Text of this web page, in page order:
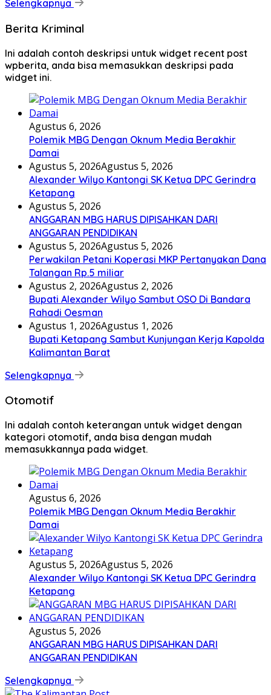
Selengkapnya
Berita Kriminal
Ini adalah contoh deskripsi untuk widget recent post
wpberita, anda bisa memasukkan deskripsi pada
widget ini.
Agustus 6, 2026
Polemik MBG Dengan Oknum Media Berakhir
Damai
Agustus 5, 2026Agustus 5, 2026
Alexander Wilyo Kantongi SK Ketua DPC Gerindra
Ketapang
Agustus 5, 2026
ANGGARAN MBG HARUS DIPISAHKAN DARI
ANGGARAN PENDIDIKAN
Agustus 5, 2026Agustus 5, 2026
Perwakilan Petani Koperasi MKP Pertanyakan Dana
Talangan Rp.5 miliar
Agustus 2, 2026Agustus 2, 2026
Bupati Alexander Wilyo Sambut OSO Di Bandara
Rahadi Oesman
Agustus 1, 2026Agustus 1, 2026
Bupati Ketapang Sambut Kunjungan Kerja Kapolda
Kalimantan Barat
Selengkapnya
Otomotif
Ini adalah contoh keterangan untuk widget dengan
kategori otomotif, anda bisa dengan mudah
memasukkannya pada widget.
Agustus 6, 2026
Polemik MBG Dengan Oknum Media Berakhir
Damai
Agustus 5, 2026Agustus 5, 2026
Alexander Wilyo Kantongi SK Ketua DPC Gerindra
Ketapang
Agustus 5, 2026
ANGGARAN MBG HARUS DIPISAHKAN DARI
ANGGARAN PENDIDIKAN
Selengkapnya